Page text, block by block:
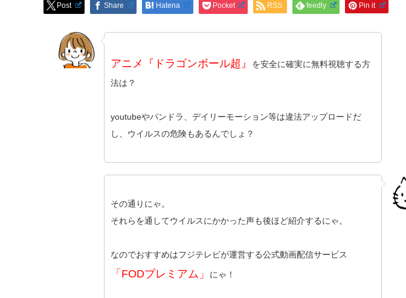
Post Share Hatena Pocket RSS feedly Pin it
アニメ『ドラゴンボール超』
を安全に確実に無料視聴する方
法は？
youtubeやパンドラ、デイリーモーション等は違法アップロードだ
し、ウイルスの危険もあるんでしょ？
その通りにゃ。
それらを通してウイルスにかかった声も後ほど紹介するにゃ。
なのでおすすめはフジテレビが運営する公式動画配信サービス
「FODプレミアム」 にゃ！